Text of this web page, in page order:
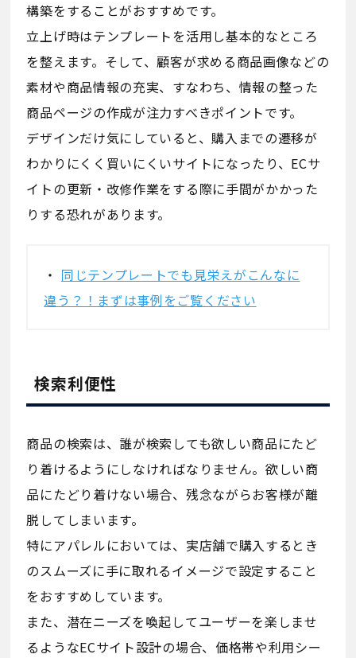
構築をすることがおすすめです。
立上げ時はテンプレートを活用し基本的なところ
を整えます。そして、顧客が求める商品画像などの
素材や商品情報の充実、すなわち、情報の整った
商品ページの作成が注力すべきポイントです。
デザインだけ気にしていると、購入までの遷移が
わかりにくく買いにくいサイトになったり、ECサ
イトの更新・改修作業をする際に手間がかかった
りする恐れがあります。
・ 同じテンプレートでも見栄えがこんなに
違う？！まずは事例をご覧ください
検索利便性​
商品の検索は、誰が検索しても欲しい商品にたど
り着けるようにしなければなりません。欲しい商
品にたどり着けない場合、残念ながらお客様が離
脱してしまいます。
特にアパレルにおいては、実店舗で購入するとき
のスムーズに手に取れるイメージで設定すること
をおすすめしています。
また、潜在ニーズを喚起してユーザーを楽しませ
るようなECサイト設計の場合、価格帯や利用シー